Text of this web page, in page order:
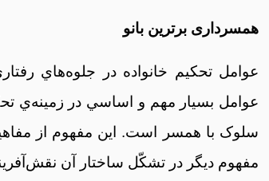
همسرداری برترین بانو
عوامل تحکيم خانواده در جلوه‌هاي
عوامل بسيار مهم و اساسي در زمينه‌ي
سلوک با همسر است. اين مفهوم از
مفهوم ديگر در تشکّل ساختار آن